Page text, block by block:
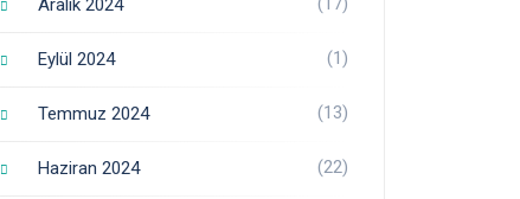
Aralık 2024
Eylül 2024 (1)
Temmuz 2024 (13)
Haziran 2024 (22)